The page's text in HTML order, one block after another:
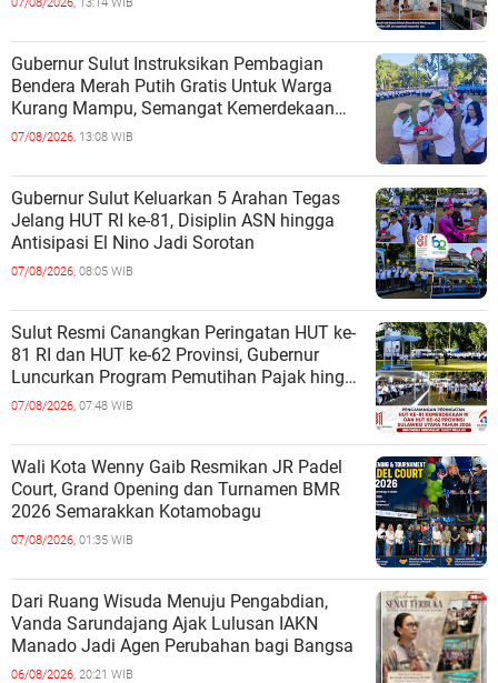
Gubernur Sulut Instruksikan Pembagian
Bendera Merah Putih Gratis Untuk Warga
Kurang Mampu, Semangat Kemerdekaan
Harus Dirasakan Semua
07/08/2026, 13:08 WIB
Gubernur Sulut Keluarkan 5 Arahan Tegas
Jelang HUT RI ke-81, Disiplin ASN hingga
Antisipasi El Nino Jadi Sorotan
07/08/2026, 08:05 WIB
Sulut Resmi Canangkan Peringatan HUT ke-
81 RI dan HUT ke-62 Provinsi, Gubernur
Luncurkan Program Pemutihan Pajak hingga
Pembagian Jutaan Bibit Kelapa
07/08/2026, 07:48 WIB
Wali Kota Wenny Gaib Resmikan JR Padel
Court, Grand Opening dan Turnamen BMR
2026 Semarakkan Kotamobagu
07/08/2026, 01:35 WIB
Dari Ruang Wisuda Menuju Pengabdian,
Vanda Sarundajang Ajak Lulusan IAKN
Manado Jadi Agen Perubahan bagi Bangsa
06/08/2026, 20:21 WIB